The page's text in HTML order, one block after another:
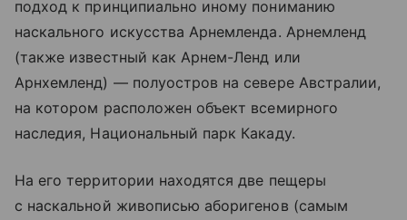
подход к принципиально иному пониманию
наскального искусства Арнемленда. Арнемленд
(также известный как Арнем-Ленд или
Арнхемленд) — полуостров на севере Австралии,
на котором расположен объект всемирного
наследия, Национальный парк Какаду.
На его территории находятся две пещеры
с наскальной живописью аборигенов (самым